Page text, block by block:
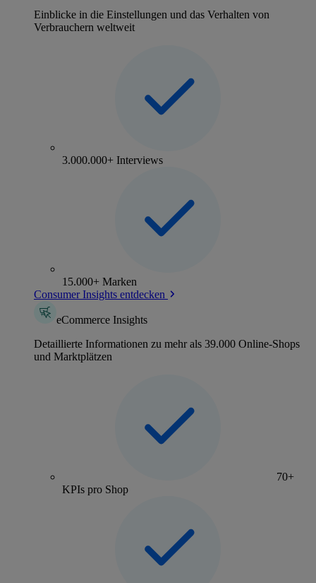
Einblicke in die Einstellungen und das Verhalten von
Verbrauchern weltweit
3.000.000+ Interviews
15.000+ Marken
Consumer Insights entdecken
eCommerce Insights
Detaillierte Informationen zu mehr als 39.000 Online-Shops
und Marktplätzen
70+
KPIs pro Shop